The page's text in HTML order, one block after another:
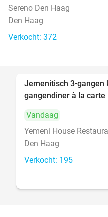
Sereno Den Haag
Den Haag
Verkocht: 372
Jemenitisch 3-gangen
gangendiner à la carte
Vandaag
Yemeni House
Den Haag
Verkocht: 195